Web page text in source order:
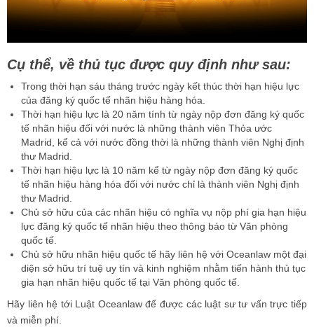
Cụ thể, về thủ tục được quy định như sau:
Trong thời hạn sáu tháng trước ngày kết thúc thời hạn hiệu lực
của đăng ký quốc tế nhãn hiệu hàng hóa.
Thời hạn hiệu lực là 20 năm tính từ ngày nộp đơn đăng ký quốc
tế nhãn hiệu đối với nước là những thành viên Thỏa ước
Madrid, kể cả với nước đồng thời là những thành viên Nghị định
thư Madrid.
Thời hạn hiệu lực là 10 năm kể từ ngày nộp đơn đăng ký quốc
tế nhãn hiệu hàng hóa đối với nước chỉ là thành viên Nghị định
thư Madrid.
Chủ sở hữu của các nhãn hiệu có nghĩa vụ nộp phí gia hạn hiệu
lực đăng ký quốc tế nhãn hiệu theo thông báo từ Văn phòng
quốc tế.
Chủ sở hữu nhãn hiệu quốc tế hãy liên hệ với Oceanlaw một đại
diện sở hữu trí tuệ uy tín và kinh nghiệm nhằm tiến hành thủ tục
gia hạn nhãn hiệu quốc tế tại Văn phòng quốc tế.
Hãy liên hệ tới Luật Oceanlaw để được các luật sư tư vấn trực tiếp
và miễn phí.